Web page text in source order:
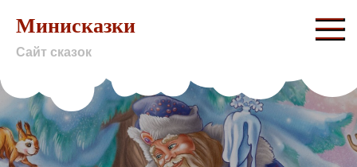
content
Минисказки
Сайт сказок